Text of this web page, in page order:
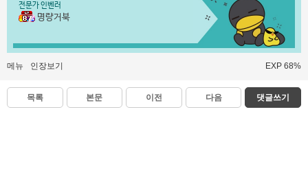
전문가 인벤러
명량거북
메뉴 인장보기 EXP 68%
목록 본문 이전 다음 댓글쓰기